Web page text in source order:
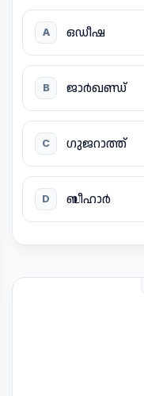
A ഒഡീഷ
B ജാർഖണ്ഡ്
C ഗുജറാത്ത്
D ബീഹാർ